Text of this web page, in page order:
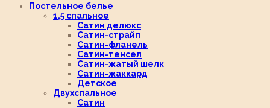
Постельное белье
1,5 спальное
Сатин делюкс
Сатин-страйп
Сатин-фланель
Сатин-тенсел
Сатин-жатый шелк
Сатин-жаккард
Детское
Двухспальное
Сатин